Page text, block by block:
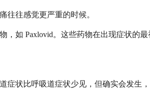
往往感觉更严重的时候。
如 Paxlovid。这些药物在出现症状的最
状比呼吸道症状少见，但确实会发生